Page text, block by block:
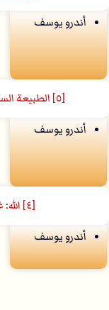
أندرو يوسف
[٥] الطبيعة الساقطة / القائمة
أندرو يوسف
[٤] الله: غضوب؟
أندرو يوسف